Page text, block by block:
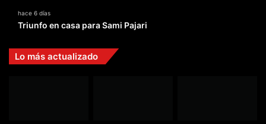
hace 6 días
Triunfo en casa para Sami Pajari
Lo más actualizado